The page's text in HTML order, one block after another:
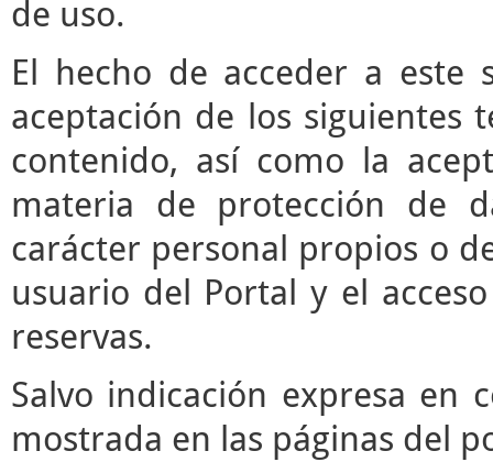
de uso.
El hecho de acceder a
aceptación de los siguientes
contenido, así como la
materia de protección de
carácter personal propios o
usuario del Portal y el
reservas.
Salvo indicación expresa en
mostrada en las páginas del